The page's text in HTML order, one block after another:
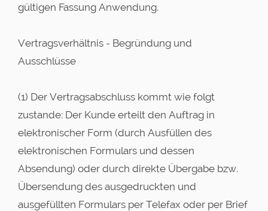
gültigen Fassung Anwendung.
Vertragsverhältnis - Begründung und
Ausschlüsse
(1) Der Vertragsabschluss kommt wie folgt
zustande: Der Kunde erteilt den Auftrag in
elektronischer Form (durch Ausfüllen des
elektronischen Formulars und dessen
Absendung) oder durch direkte Übergabe bzw.
Übersendung des ausgedruckten und
ausgefüllten Formulars per Telefax oder per Brief